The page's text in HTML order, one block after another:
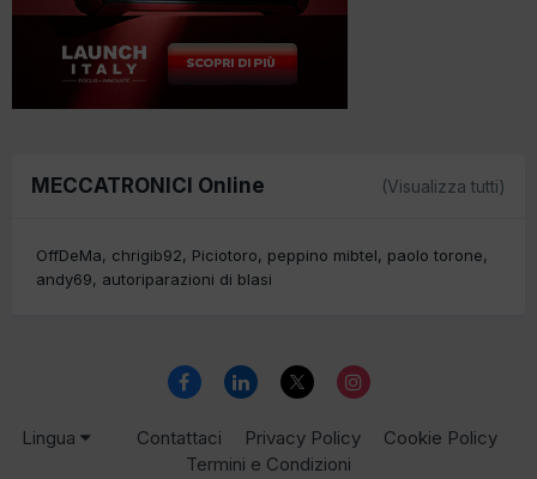
MECCATRONICI Online (Visualizza tutti)
OffDeMa chrigib92 Piciotoro peppino mibtel
paolo torone
andy69
autoriparazioni di blasi
Lingua Contattaci Privacy Policy
Cookie Policy
Termini e Condizioni